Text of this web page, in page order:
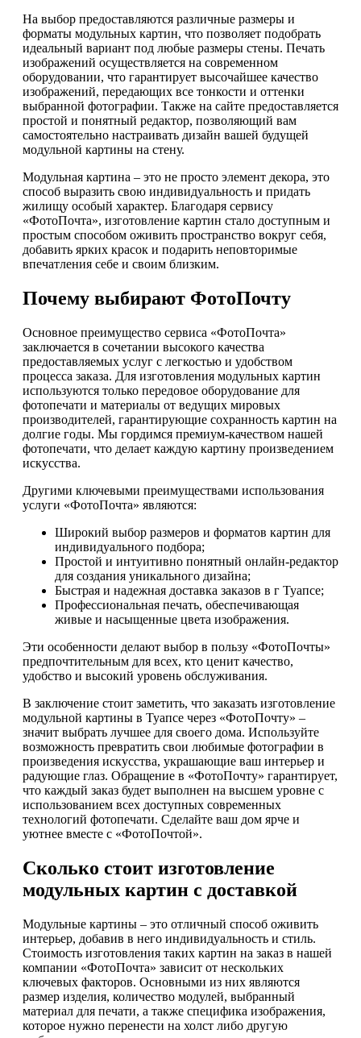
На выбор предоставляются различные размеры и
форматы модульных картин, что позволяет подобрать
идеальный вариант под любые размеры стены. Печать
изображений осуществляется на современном
оборудовании, что гарантирует высочайшее качество
изображений, передающих все тонкости и оттенки
выбранной фотографии. Также на сайте предоставляется
простой и понятный редактор, позволяющий вам
самостоятельно настраивать дизайн вашей будущей
модульной картины на стену.
Модульная картина – это не просто элемент декора, это
способ выразить свою индивидуальность и придать
жилищу особый характер. Благодаря сервису
«ФотоПочта», изготовление картин стало доступным и
простым способом оживить пространство вокруг себя,
добавить ярких красок и подарить неповторимые
впечатления себе и своим близким.
Почему выбирают ФотоПочту
Основное преимущество сервиса «ФотоПочта»
заключается в сочетании высокого качества
предоставляемых услуг с легкостью и удобством
процесса заказа. Для изготовления модульных картин
используются только передовое оборудование для
фотопечати и материалы от ведущих мировых
производителей, гарантирующие сохранность картин на
долгие годы. Мы гордимся премиум-качеством нашей
фотопечати, что делает каждую картину произведением
искусства.
Другими ключевыми преимуществами использования
услуги «ФотоПочта» являются:
Широкий выбор размеров и форматов картин для
индивидуального подбора;
Простой и интуитивно понятный онлайн-редактор
для создания уникального дизайна;
Быстрая и надежная доставка заказов в г Туапсе;
Профессиональная печать, обеспечивающая
живые и насыщенные цвета изображения.
Эти особенности делают выбор в пользу «ФотоПочты»
предпочтительным для всех, кто ценит качество,
удобство и высокий уровень обслуживания.
В заключение стоит заметить, что заказать изготовление
модульной картины в Туапсе через «ФотоПочту» –
значит выбрать лучшее для своего дома. Используйте
возможность превратить свои любимые фотографии в
произведения искусства, украшающие ваш интерьер и
радующие глаз. Обращение в «ФотоПочту» гарантирует,
что каждый заказ будет выполнен на высшем уровне с
использованием всех доступных современных
технологий фотопечати. Сделайте ваш дом ярче и
уютнее вместе с «ФотоПочтой».
Сколько стоит изготовление
модульных картин с доставкой
Модульные картины – это отличный способ оживить
интерьер, добавив в него индивидуальность и стиль.
Стоимость изготовления таких картин на заказ в нашей
компании «ФотоПочта» зависит от нескольких
ключевых факторов. Основными из них являются
размер изделия, количество модулей, выбранный
материал для печати, а также специфика изображения,
которое нужно перенести на холст либо другую